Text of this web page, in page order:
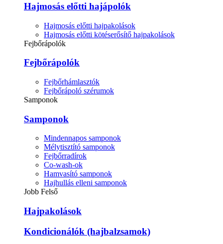
Hajmosás előtti hajápolók
Hajmosás előtti hajpakolások
Hajmosás előtti kötéserősítő hajpakolások
Fejbőrápolók
Fejbőrápolók
Fejbőrhámlasztók
Fejbőrápoló szérumok
Samponok
Samponok
Mindennapos samponok
Mélytisztító samponok
Fejbőrradírok
Co-wash-ok
Hamvasító samponok
Hajhullás elleni samponok
Jobb Felső
Hajpakolások
Kondicionálók (hajbalzsamok)